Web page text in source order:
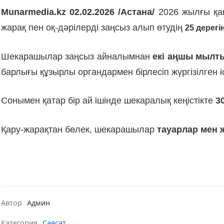
Munarmedia.kz 02.02.2026 /Астана/ 2026 жылғы
жарақ пен оқ-дәрілерді заңсыз алып өтудің 25
Шекарашылар заңсыз айналымнанекі аңшы
барлығы құзырлы органдармен бірлесіп
Сонымен қатар бір ай ішінде шекаралық кеңістікте
Қару-жарақтан бөлек, шекарашылар тауарлар мен
Автор Админ